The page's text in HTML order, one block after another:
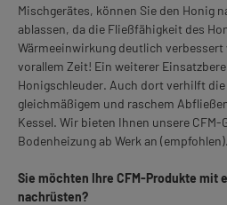
Mischgerätes, können Sie den Honig
ablassen, da die Fließfähigkeit des
Wärmeeinwirkung deutlich
vorallem Zeit! Ein weiterer
Honigschleuder. Auch dort verhilft die
gleichmäßigem und raschem
Kessel. Wir bieten Ihnen unsere
Bodenheizung ab Werk an (empfohlen).
Sie möchten Ihre CFM-Produkte mit
nachrüsten?